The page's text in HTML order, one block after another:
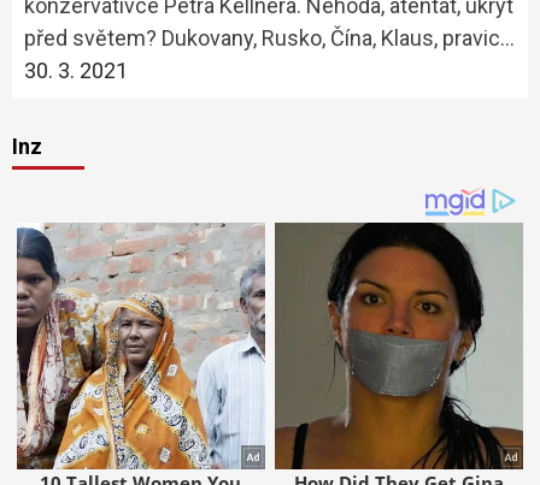
konzervativce Petra Kellnera. Nehoda, atentát, úkryt
před světem? Dukovany, Rusko, Čína, Klaus, pravic…
30. 3. 2021
Inz